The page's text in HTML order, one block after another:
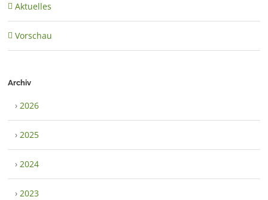
Aktuelles
Vorschau
Archiv
›2026
›2025
›2024
›2023